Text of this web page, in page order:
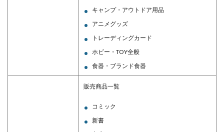
キャンプ・アウトドア用品
アニメグッズ
トレーディングカード
ホビー・TOY全般
食器・ブランド食器
販売商品一覧
コミック
新書